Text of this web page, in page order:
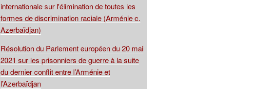
internationale sur l'élimination de toutes les
formes de discrimination raciale (Arménie c.
Azerbaïdjan)
Résolution du Parlement européen du 20 mai
2021 sur les prisonniers de guerre à la suite
du dernier conflit entre l’Arménie et
l’Azerbaïdjan